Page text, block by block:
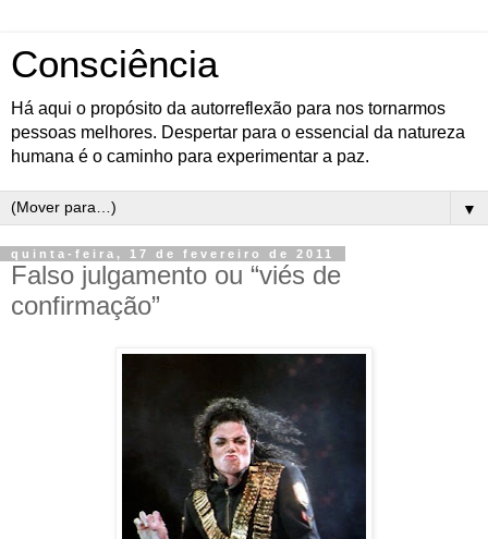
Consciência
Há aqui o propósito da autorreflexão para nos tornarmos
pessoas melhores. Despertar para o essencial da natureza
humana é o caminho para experimentar a paz.
▼
quinta-feira, 17 de fevereiro de 2011
Falso julgamento ou “viés de
confirmação”